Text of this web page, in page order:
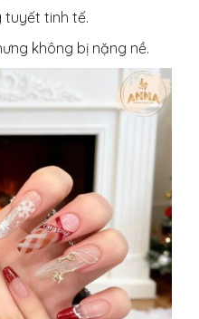
tinh tế.
không bị nặng nề.